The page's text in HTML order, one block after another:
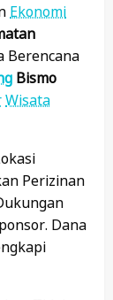
Ekonomi
Berencana
Bismo
Wisata
Perizinan
Dana